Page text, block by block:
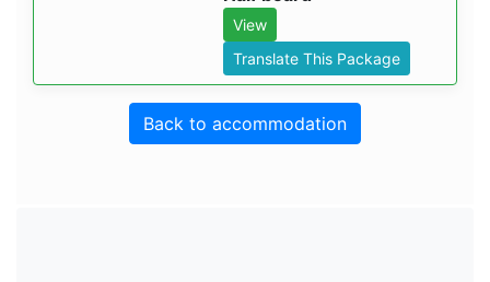
View
Translate This Package
Back to accommodation